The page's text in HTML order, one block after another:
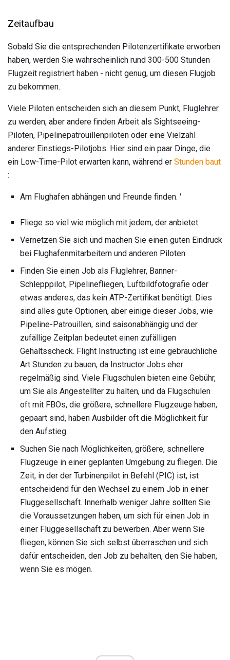
Zeitaufbau
Sobald Sie die entsprechenden Pilotenzertifikate erworben
haben, werden Sie wahrscheinlich rund 300-500 Stunden
Flugzeit registriert haben - nicht genug, um diesen Flugjob
zu bekommen.
Viele Piloten entscheiden sich an diesem Punkt, Fluglehrer
zu werden, aber andere finden Arbeit als Sightseeing-
Piloten, Pipelinepatrouillenpiloten oder eine Vielzahl
anderer Einstiegs-Pilotjobs. Hier sind ein paar Dinge, die
ein Low-Time-Pilot erwarten kann, während er Stunden baut
:
Am Flughafen abhängen und Freunde finden. '
Fliege so viel wie möglich mit jedem, der anbietet.
Vernetzen Sie sich und machen Sie einen guten Eindruck
bei Flughafenmitarbeitern und anderen Piloten.
Finden Sie einen Job als Fluglehrer, Banner-
Schlepppilot, Pipelinefliegen, Luftbildfotografie oder
etwas anderes, das kein ATP-Zertifikat benötigt. Dies
sind alles gute Optionen, aber einige dieser Jobs, wie
Pipeline-Patrouillen, sind saisonabhängig und der
zufällige Zeitplan bedeutet einen zufälligen
Gehaltsscheck. Flight Instructing ist eine gebräuchliche
Art Stunden zu bauen, da Instructor Jobs eher
regelmäßig sind. Viele Flugschulen bieten eine Gebühr,
um Sie als Angestellter zu halten, und da Flugschulen
oft mit FBOs, die größere, schnellere Flugzeuge haben,
gepaart sind, haben Ausbilder oft die Möglichkeit für
den Aufstieg.
Suchen Sie nach Möglichkeiten, größere, schnellere
Flugzeuge in einer geplanten Umgebung zu fliegen. Die
Zeit, in der der Turbinenpilot in Befehl (PIC) ist, ist
entscheidend für den Wechsel zu einem Job in einer
Fluggesellschaft. Innerhalb weniger Jahre sollten Sie
die Voraussetzungen haben, um sich für einen Job in
einer Fluggesellschaft zu bewerben. Aber wenn Sie
fliegen, können Sie sich selbst überraschen und sich
dafür entscheiden, den Job zu behalten, den Sie haben,
wenn Sie es mögen.